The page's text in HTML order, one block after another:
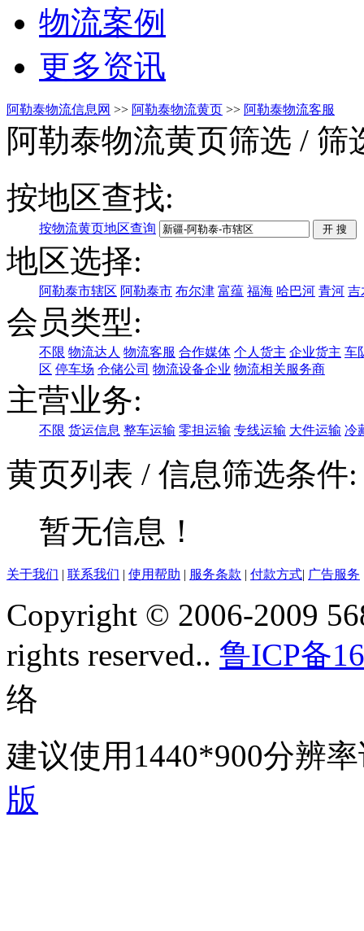
物流案例
更多资讯
阿勒泰物流信息网 >> 阿勒泰物流黄页 >> 阿勒泰物流客服
阿勒泰物流黄页筛选 / 筛
按地区查找:
按物流黄页地区查询
地区选择:
阿勒泰市辖区 阿勒泰市 布尔津 富蕴 福海 哈巴河 青河 吉
会员类型:
不限 物流达人 物流客服 合作媒体 个人货主 企业货主 车
区 停车场 仓储公司 物流设备企业 物流相关服务商
主营业务:
不限 货运信息 整车运输 零担运输 专线运输 大件运输 冷
黄页列表 / 信息筛选条件
暂无信息！
关于我们 | 联系我们 | 使用帮助 | 服务条款 | 付款方式| 广告服务
Copyright © 2006-2009
rights reserved.. 鲁ICP备
络
建议使用1440*900分辨
版